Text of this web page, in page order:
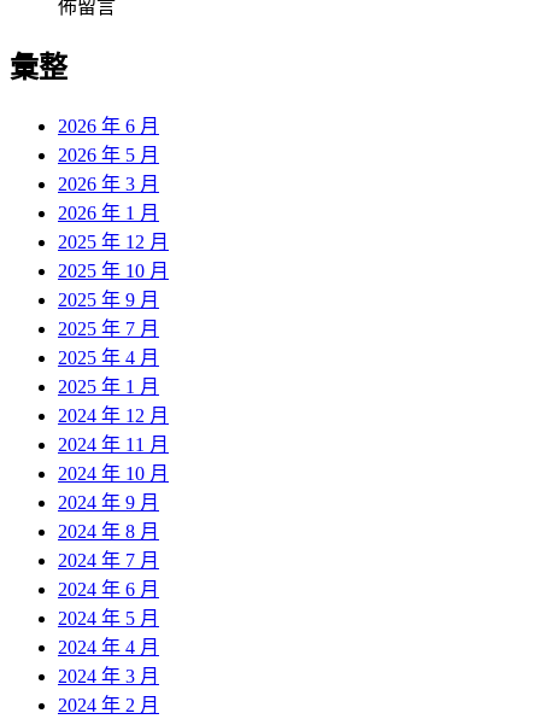
佈留言
彙整
2026 年 6 月
2026 年 5 月
2026 年 3 月
2026 年 1 月
2025 年 12 月
2025 年 10 月
2025 年 9 月
2025 年 7 月
2025 年 4 月
2025 年 1 月
2024 年 12 月
2024 年 11 月
2024 年 10 月
2024 年 9 月
2024 年 8 月
2024 年 7 月
2024 年 6 月
2024 年 5 月
2024 年 4 月
2024 年 3 月
2024 年 2 月